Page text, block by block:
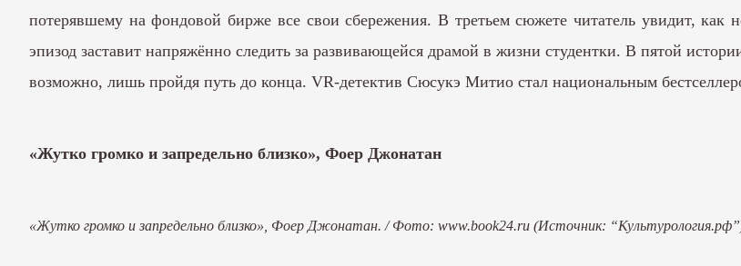
потерявшему на фондовой бирже все свои сбережения. В третьем сюжете читатель увидит, как
эпизод заставит напряжённо следить за развивающейся драмой в жизни студентки. В пятой
возможно, лишь пройдя путь до конца. VR-детектив Сюсукэ Митио стал национальным
«Жутко громко и запредельно близко», Фоер Джонатан
«Жутко громко и запредельно близко», Фоер Джонатан. / Фото: www.book24.ru (Источник: